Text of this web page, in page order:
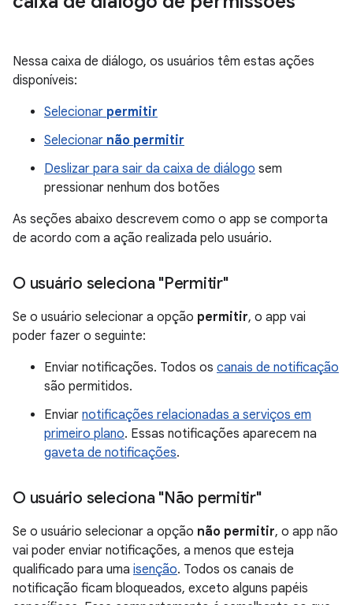
Nessa caixa de diálogo, os usuários têm estas ações
disponíveis:
Selecionar permitir
Selecionar não permitir
Deslizar para sair da caixa de diálogo sem
pressionar nenhum dos botões
As seções abaixo descrevem como o app se comporta
de acordo com a ação realizada pelo usuário.
O usuário seleciona "Permitir"
Se o usuário selecionar a opção permitir, o app vai
poder fazer o seguinte:
Enviar notificações. Todos os canais de notificação
são permitidos.
Enviar notificações relacionadas a serviços em
primeiro plano. Essas notificações aparecem na
gaveta de notificações.
O usuário seleciona "Não permitir"
Se o usuário selecionar a opção não permitir, o app não
vai poder enviar notificações, a menos que esteja
qualificado para uma isenção. Todos os canais de
notificação ficam bloqueados, exceto alguns papéis